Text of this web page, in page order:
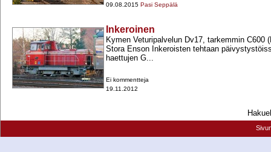
09.08.2015 Pasi Seppälä
Inkeroinen
Kymen Veturipalvelun Dv17, tarkemmin C600
Stora Enson Inkeroisten tehtaan
haettujen G...
Ei kommentteja
19.11.2012